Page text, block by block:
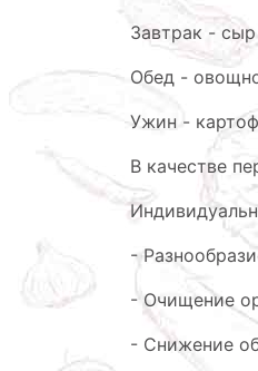
Завтрак -
Обед -
Ужин -
В качестве
-
- Очищение
- Снижение